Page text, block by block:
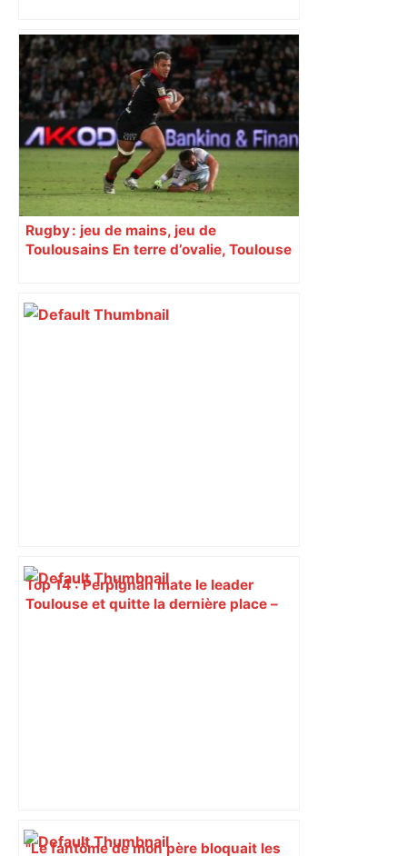
Rugby : jeu de mains, jeu de
Toulousains En terre d’ovalie, Toulouse
revendiquant surtout son art du jeu en
mouvement, vif et spectaculaire.
Top 14 : Perpignan mate le leader
Toulouse et quitte la dernière place –
"Le fantôme de mon père bloquait les